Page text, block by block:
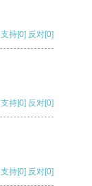
支持[0] 反对[0]
支持[0] 反对[0]
支持[0] 反对[0]